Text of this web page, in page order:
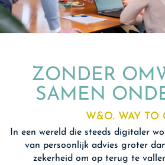
ZONDER
SAMEN
W&O. WAY TO
In een wereld die steeds digitaler
van persoonlijk advies groter
zekerheid om op terug te